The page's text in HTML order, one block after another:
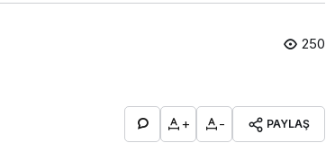
250
+ - PAYLAŞ